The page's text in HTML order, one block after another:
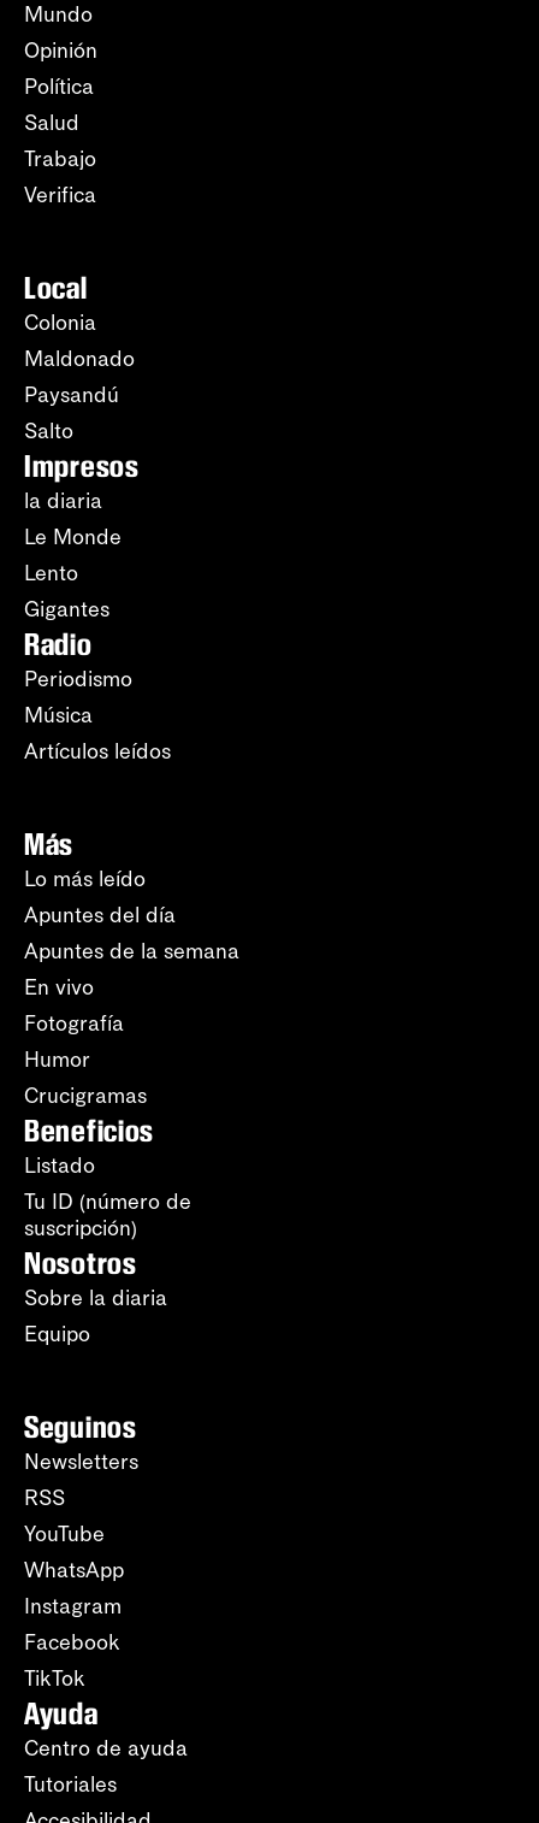
Mundo
Opinión
Política
Salud
Trabajo
Verifica
Local
Colonia
Maldonado
Paysandú
Salto
Impresos
la diaria
Le Monde
Lento
Gigantes
Radio
Periodismo
Música
Artículos leídos
Más
Lo más leído
Apuntes del día
Apuntes de la semana
En vivo
Fotografía
Humor
Crucigramas
Beneficios
Listado
Tu ID (número de
suscripción)
Nosotros
Sobre la diaria
Equipo
Seguinos
Newsletters
RSS
YouTube
WhatsApp
Instagram
Facebook
TikTok
Ayuda
Centro de ayuda
Tutoriales